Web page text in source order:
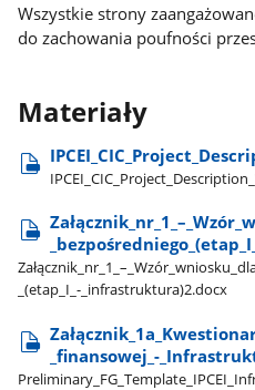
Wszystkie strony
do zachowania poufności
Materiały
_(etap​_I​_-​_infrastruktura)2.docx
_finansowej​_-​